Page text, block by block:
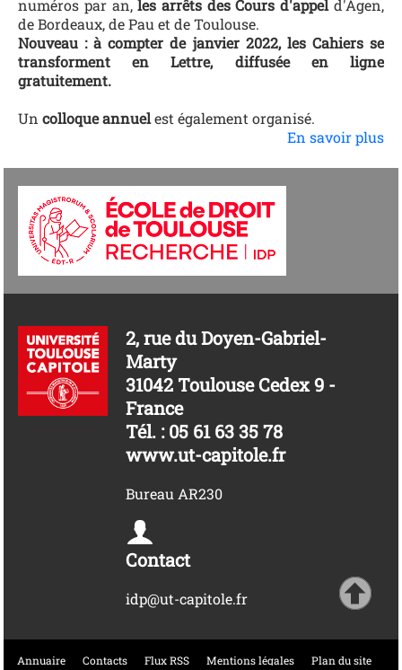
numéros par an,les arrêts des Cours d'appel d'Agen,
de Bordeaux, de Pau et de Toulouse.
Nouveau : à compter de janvier 2022, les Cahiers se
transforment en Lettre, diffusée en ligne
gratuitement.
Un colloque annuelest également organisé.
En savoir plus
2, rue du Doyen-Gabriel-
Marty
31042 Toulouse Cedex 9 -
France
Tél. : 05 61 63 35 78
www.ut-capitole.fr
Bureau AR230
Contact
idp@ut-capitole.fr
Annuaire Contacts Flux RSS Mentions légales Plan du site